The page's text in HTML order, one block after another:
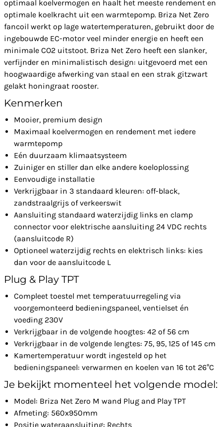
optimaal koelvermogen en haalt het meeste rendement en
optimale koelkracht uit een warmtepomp. Briza Net Zero
fancoil werkt op lage watertemperaturen, gebruikt door de
ingebouwde EC-motor veel minder energie en heeft een
minimale CO2 uitstoot. Briza Net Zero heeft een slanker,
verfijnder en minimalistisch design: uitgevoerd met een
hoogwaardige afwerking van staal en een strak gitzwart
gelakt honingraat rooster.
Kenmerken
Mooier, premium design
Maximaal koelvermogen en rendement met iedere
warmtepomp
Eén duurzaam klimaatsysteem
Zuiniger en stiller dan elke andere koeloplossing
Eenvoudige installatie
Verkrijgbaar in 3 standaard kleuren: off-black,
zandstraalgrijs of verkeerswit
Aansluiting standaard waterzijdig links en clamp
connector voor elektrische aansluiting 24 VDC rechts
(aansluitcode R)
Optioneel waterzijdig rechts en elektrisch links: kies
dan voor de aansluitcode L
Plug & Play TPT
Compleet toestel met temperatuurregeling via
voorgemonteerd bedieningspaneel, ventielset én
voeding 230V
Verkrijgbaar in de volgende hoogtes: 42 of 56 cm
Verkrijgbaar in de volgende lengtes: 75, 95, 125 of 145 cm
Kamertemperatuur wordt ingesteld op het
bedieningspaneel: verwarmen en koelen van 16 tot 26°C
Je bekijkt momenteel het volgende model:
Model: Briza Net Zero M wand Plug and Play TPT
Afmeting: 560x950mm
Positie wateraansluiting: Rechts